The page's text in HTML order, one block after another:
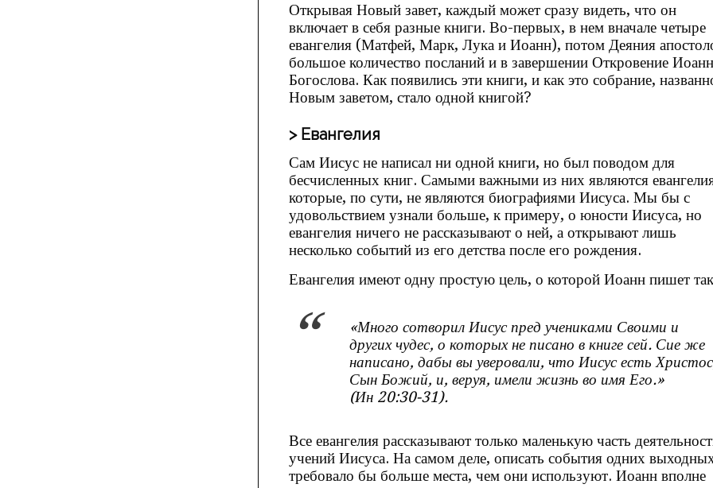
Открывая Новый завет, каждый может сразу видеть, что он
включает в себя разные книги. Во-первых, в нем вначале четыре
евангелия (Матфей, Марк, Лука и Иоанн), потом Деяния
большое количество посланий и в завершении Откровение
Богослова. Как появились эти книги, и как это собрание,
Новым заветом, стало одной книгой?
Евангелия
Сам Иисус не написал ни одной книги, но был поводом для
бесчисленных книг. Самыми важными из них являются
которые, по сути, не являются биографиями Иисуса. Мы бы с
удовольствием узнали больше, к примеру, о юности Иисуса, но
евангелия ничего не рассказывают о ней, а открывают лишь
несколько событий из его детства после его рождения.
Евангелия имеют одну простую цель, о которой Иоанн пишет
«Много сотворил Иисус пред учениками Своими и
других чудес, о которых не писано в книге сей. Сие же
написано, дабы вы уверовали, что Иисус есть
Сын Божий, и, веруя, имели жизнь во имя Его.»
(Ин 20:30-31).
Все евангелия рассказывают только маленькую часть
учений Иисуса. На самом деле, описать события одних
требовало бы больше места, чем они используют. Иоанн вполне